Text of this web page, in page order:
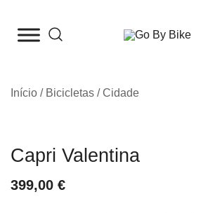
para
Início / Bicicletas /Cidade
Capri Valentina
399,00 €